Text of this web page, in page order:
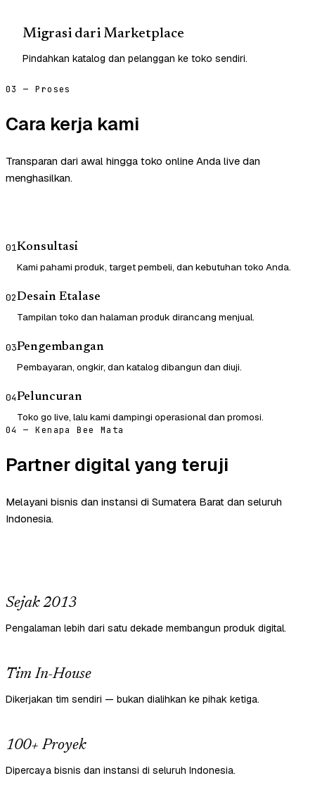
Migrasi dari Marketplace
Pindahkan katalog dan pelanggan ke toko sendiri.
03 — Proses
Cara kerja kami
Transparan dari awal hingga toko online Anda live dan
menghasilkan.
01Konsultasi
Kami pahami produk, target pembeli, dan kebutuhan toko Anda.
02Desain Etalase
Tampilan toko dan halaman produk dirancang menjual.
03Pengembangan
Pembayaran, ongkir, dan katalog dibangun dan diuji.
04Peluncuran
Toko go live, lalu kami dampingi operasional dan promosi.
04 — Kenapa Bee Mata
Partner digital yang teruji
Melayani bisnis dan instansi di Sumatera Barat dan seluruh
Indonesia.
Sejak 2013
Pengalaman lebih dari satu dekade membangun produk digital.
Tim In-House
Dikerjakan tim sendiri — bukan dialihkan ke pihak ketiga.
100+ Proyek
Dipercaya bisnis dan instansi di seluruh Indonesia.